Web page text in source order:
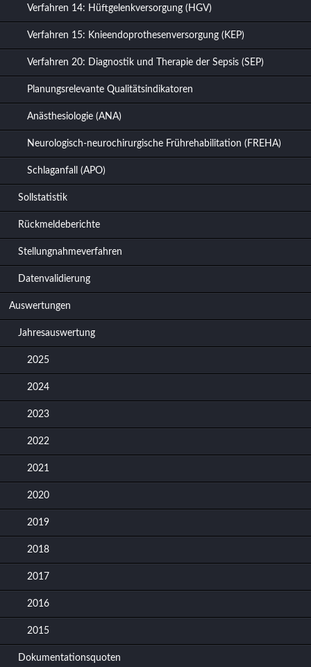
Verfahren 14: Hüftgelenkversorgung (HGV)
Verfahren 15: Knieendoprothesenversorgung (KEP)
Verfahren 20: Diagnostik und Therapie der Sepsis (SEP)
Planungsrelevante Qualitätsindikatoren
Anästhesiologie (ANA)
Neurologisch-neurochirurgische Frührehabilitation (FREHA)
Schlaganfall (APO)
Sollstatistik
Rückmeldeberichte
Stellungnahmeverfahren
Datenvalidierung
Auswertungen
Jahresauswertung
2025
2024
2023
2022
2021
2020
2019
2018
2017
2016
2015
Dokumentationsquoten